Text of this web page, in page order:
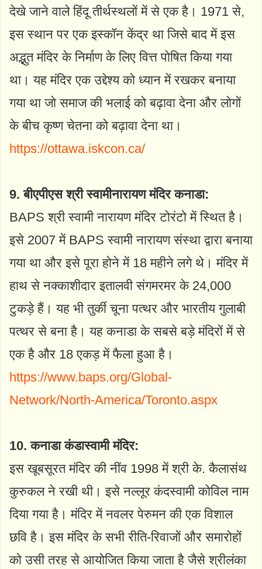
देखे जाने वाले हिंदू तीर्थस्थलों में से एक है। 1971 से,
इस स्थान पर एक इस्कॉन केंद्र था जिसे बाद में इस
अद्भुत मंदिर के निर्माण के लिए वित्त पोषित किया गया
था। यह मंदिर एक उद्देश्य को ध्यान में रखकर बनाया
गया था जो समाज की भलाई को बढ़ावा देना और लोगों
के बीच कृष्ण चेतना को बढ़ावा देना था।
https://ottawa.iskcon.ca/
9. बीएपीएस श्री स्वामीनारायण मंदिर कनाडा:
BAPS श्री स्वामी नारायण मंदिर टोरंटो में स्थित है।
इसे 2007 में BAPS स्वामी नारायण संस्था द्वारा बनाया
गया था और इसे पूरा होने में 18 महीने लगे थे। मंदिर में
हाथ से नक्काशीदार इतालवी संगमरमर के 24,000
टुकड़े हैं। यह भी तुर्की चूना पत्थर और भारतीय गुलाबी
पत्थर से बना है। यह कनाडा के सबसे बड़े मंदिरों में से
एक है और 18 एकड़ में फैला हुआ है।
https://www.baps.org/Global-
Network/North-America/Toronto.aspx
10. कनाडा कंडास्वामी मंदिर:
इस खूबसूरत मंदिर की नींव 1998 में श्री के. कैलासंथ
कुरुकल ने रखी थी। इसे नल्लूर कंदस्वामी कोविल नाम
दिया गया है। मंदिर में नवलर पेरुमन की एक विशाल
छवि है। इस मंदिर के सभी रीति-रिवाजों और समारोहों
को उसी तरह से आयोजित किया जाता है जैसे श्रीलंका